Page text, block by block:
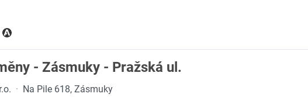
- Zásmuky - Pražská ul.
· Na Pile 618, Zásmuky